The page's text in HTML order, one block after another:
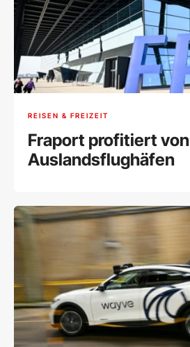
REISEN & FREIZEIT
Fraport profitiert von
Auslandsflughäfen